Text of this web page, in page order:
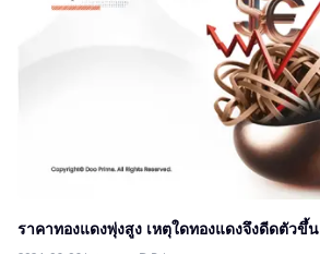
ราคาทองแดงพุ่งสูง เหตุใดทองแดงจึงดีดตัวขึ้น